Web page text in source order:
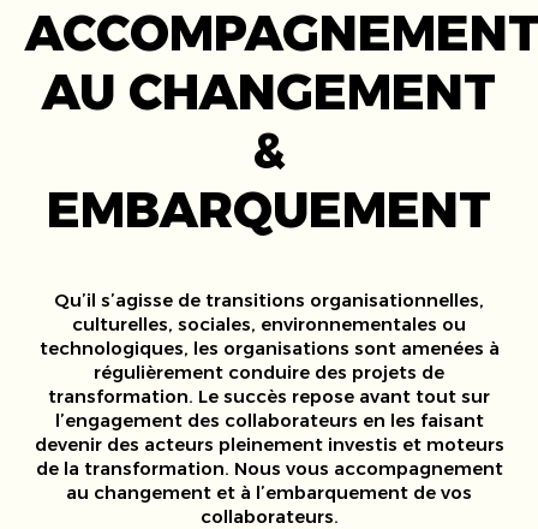
AU CHANGEMENT
&
EMBARQUEMENT
Qu’il s’agisse de transitions organisationnelles,
culturelles, sociales, environnementales ou
technologiques, les organisations sont amenées à
régulièrement conduire des projets de
transformation. Le succès repose avant tout sur
l’engagement des collaborateurs en les faisant
devenir des acteurs pleinement investis et moteurs
de la transformation. Nous vous accompagnement
au changement et à l’embarquement de vos
collaborateurs.